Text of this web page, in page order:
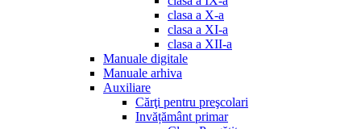
clasa a X-a
clasa a XI-a
clasa a XII-a
Manuale digitale
Manuale arhiva
Auxiliare
Cărţi pentru preşcolari
Invățământ primar